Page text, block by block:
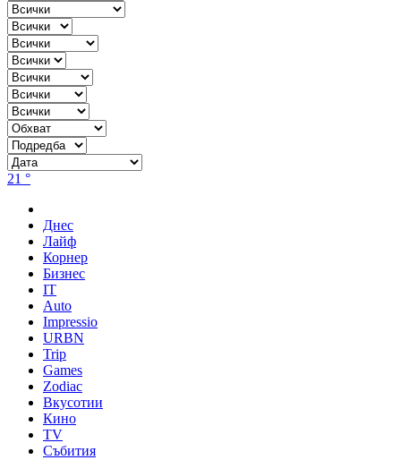
21 °
Днес
Лайф
Корнер
Бизнес
IT
Auto
Impressio
URBN
Trip
Games
Zodiac
Вкусотии
Кино
TV
Събития